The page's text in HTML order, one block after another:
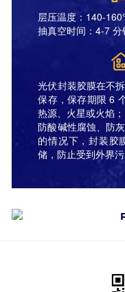
层压温度：140-
抽真空时间：4-7 分
光伏封装胶膜在不
保存，保存期限 6
热源、火星或火焰；
防酸碱性腐蚀、防
的情况下，封装胶
储，防止受到外界